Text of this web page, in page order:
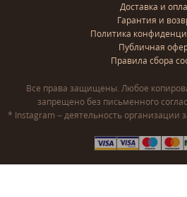
Доставка и
Гарантия и
Политика
Публичная
Правила сбора
Все права защищены. Любое
запрещено без письменного
* Instagram – деятельность организации